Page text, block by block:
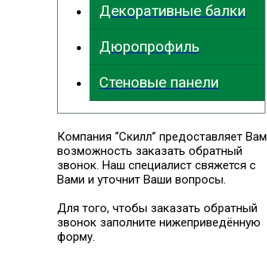
Декоративные балки
Дюропрофиль
Стеновые панели
Компания “Скилл” предоставляет Вам
возможность заказать обратный
звонок. Наш специалист свяжется с
Вами и уточнит Ваши вопросы.
Для того, чтобы заказать обратный
звонок заполните нижеприведённую
форму.